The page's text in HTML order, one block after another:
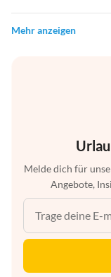
Mehr anzeigen
Melde dich für
Angebote,